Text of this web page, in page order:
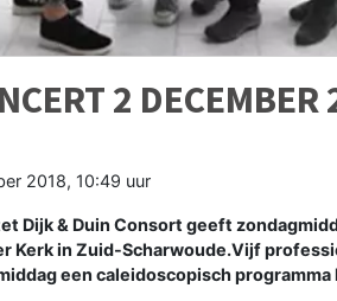
2
2018, 10:49 uur
Dijk & Duin Consort geeft
Kerk in Zuid-Scharwoude.Vijf
een caleidoscopisch programma